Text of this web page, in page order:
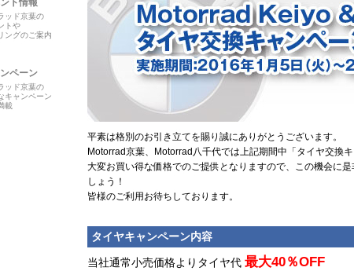
平素は格別のお引き立てを賜り誠にありがとうございます。
Motorrad京葉、Motorrad八千代では上記期間中「タイヤ交換
大変お買い得な価格でのご提供となりますので、この機会に
しょう！
皆様のご利用お待ちしております。
タイヤキャンペーン内容
当社通常小売価格よりタイヤ代 最大40％OFF